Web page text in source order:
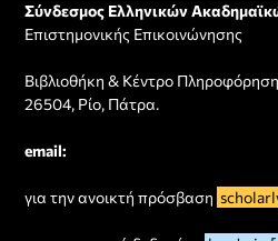
Σύνδεσμος Ελληνικών
Επιστημονικής Επικοινώνησης
Βιβλιοθήκη & Κέντρο
26504, Ρίο, Πάτρα.
email:
για την ανοικτή πρόσβαση